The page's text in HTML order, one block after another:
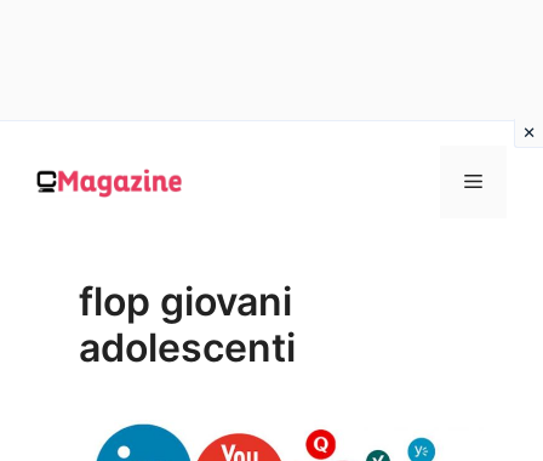
contenuto
MENU
flop giovani
adolescenti